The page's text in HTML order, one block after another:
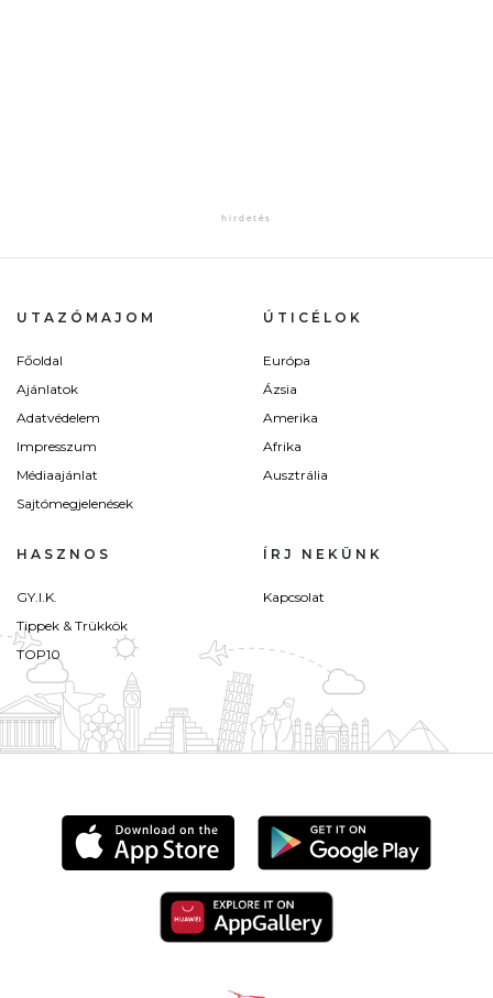
UTAZÓMAJOM
Főoldal
Ajánlatok
Adatvédelem
Impresszum
Médiaajánlat
Sajtómegjelenések
ÚTICÉLOK
Európa
Ázsia
Amerika
Afrika
Ausztrália
HASZNOS
GY.I.K.
Tippek & Trükkök
TOP10
ÍRJ NEKÜNK
Kapcsolat